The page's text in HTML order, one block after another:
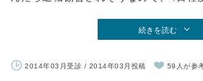
続きを読む
2014年03月受診 / 2014年03月投稿 59人が参